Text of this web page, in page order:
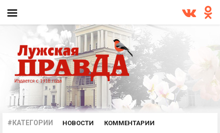
#КАТЕГОРИИ НОВОСТИ КОММЕНТАРИИ